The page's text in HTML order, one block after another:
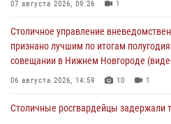
07 августа 2026, 09:26 1
Столичное управление
признано лучшим по итогам
совещании в Нижнем Новгороде
06 августа 2026, 14:59 10 1
Столичные росгвардейцы задержали